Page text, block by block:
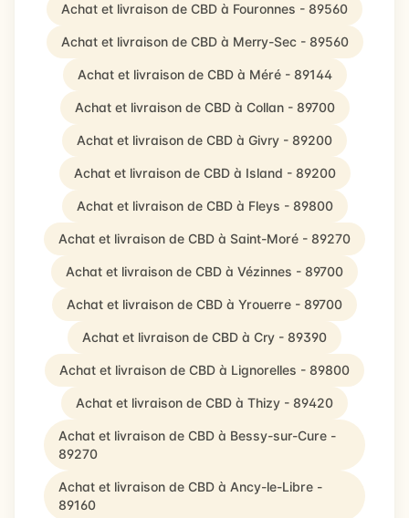
Achat et livraison de CBD à Fouronnes - 89560
Achat et livraison de CBD à Merry-Sec - 89560
Achat et livraison de CBD à Méré - 89144
Achat et livraison de CBD à Collan - 89700
Achat et livraison de CBD à Givry - 89200
Achat et livraison de CBD à Island - 89200
Achat et livraison de CBD à Fleys - 89800
Achat et livraison de CBD à Saint-Moré - 89270
Achat et livraison de CBD à Vézinnes - 89700
Achat et livraison de CBD à Yrouerre - 89700
Achat et livraison de CBD à Cry - 89390
Achat et livraison de CBD à Lignorelles - 89800
Achat et livraison de CBD à Thizy - 89420
Achat et livraison de CBD à Bessy-sur-Cure -
89270
Achat et livraison de CBD à Ancy-le-Libre -
89160